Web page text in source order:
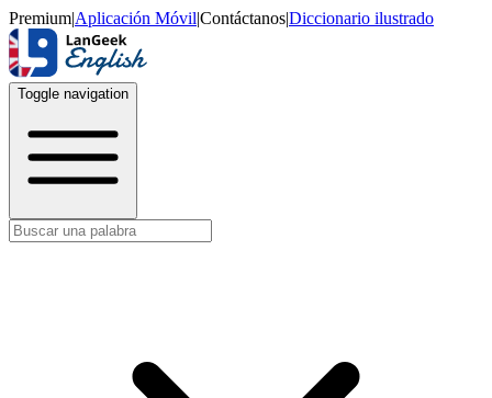
Premium|Aplicación Móvil|Contáctanos|Diccionario ilustrado
Toggle navigation